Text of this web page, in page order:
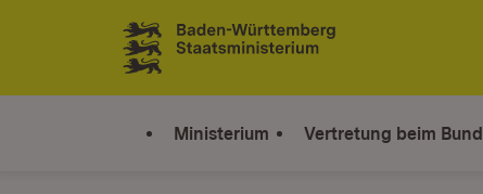
Zum Inhalt springen
Link zur Startseite
Ministerium Vertretung beim Bund